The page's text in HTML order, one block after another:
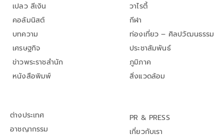
เปลว สีเงิน
คอลัมนิสต์
บทความ
เศรษฐกิจ
ข่าวพระราชสำนัก
หนังสือพิมพ์
วาไรตี้
กีฬา
ท่องเที่ยว – ศิลปวัฒนธรรม
ประชาสัมพันธ์
ภูมิภาค
สิ่งแวดล้อม
ต่างประเทศ
อาชญากรรม
PR & PRESS
เกี่ยวกับเรา